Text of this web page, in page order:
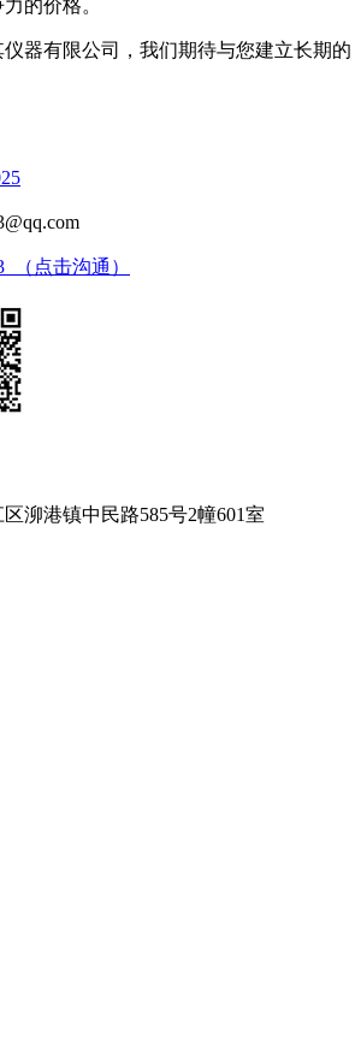
的价格。
器有限公司，我们期待与您建立长期的
（点击沟通）
泖港镇中民路585号2幢601室